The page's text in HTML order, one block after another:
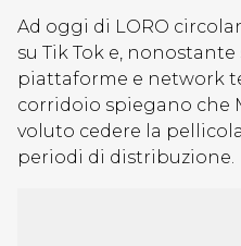
Ad oggi di LORO
su Tik Tok e,
piattaforme e network
corridoio spiegano che
voluto cedere la
periodi di distribuzione.